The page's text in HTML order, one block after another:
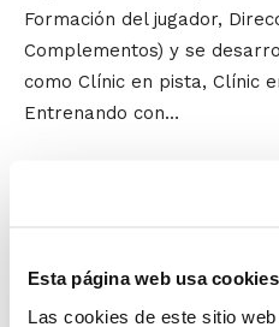
Esta página web usa cookies
Las cookies de este sitio
Formación del jugador,
Complementos) y se
como Clínic en pista, Clínic
Entrenando con…
La primera actividad
en el Colegio El
realizará un Caso práctico